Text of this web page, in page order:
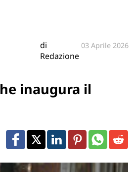
di
Redazione
03 Aprile 2026
inaugura il